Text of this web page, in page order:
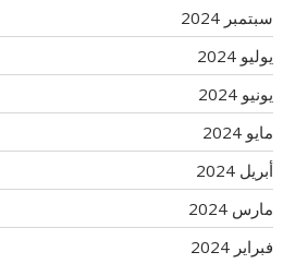
سبتمبر 2024
يوليو 2024
يونيو 2024
مايو 2024
أبريل 2024
مارس 2024
فبراير 2024